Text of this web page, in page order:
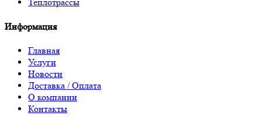
Теплотрассы
Информация
Главная
Услуги
Новости
Доставка / Оплата
О компании
Контакты